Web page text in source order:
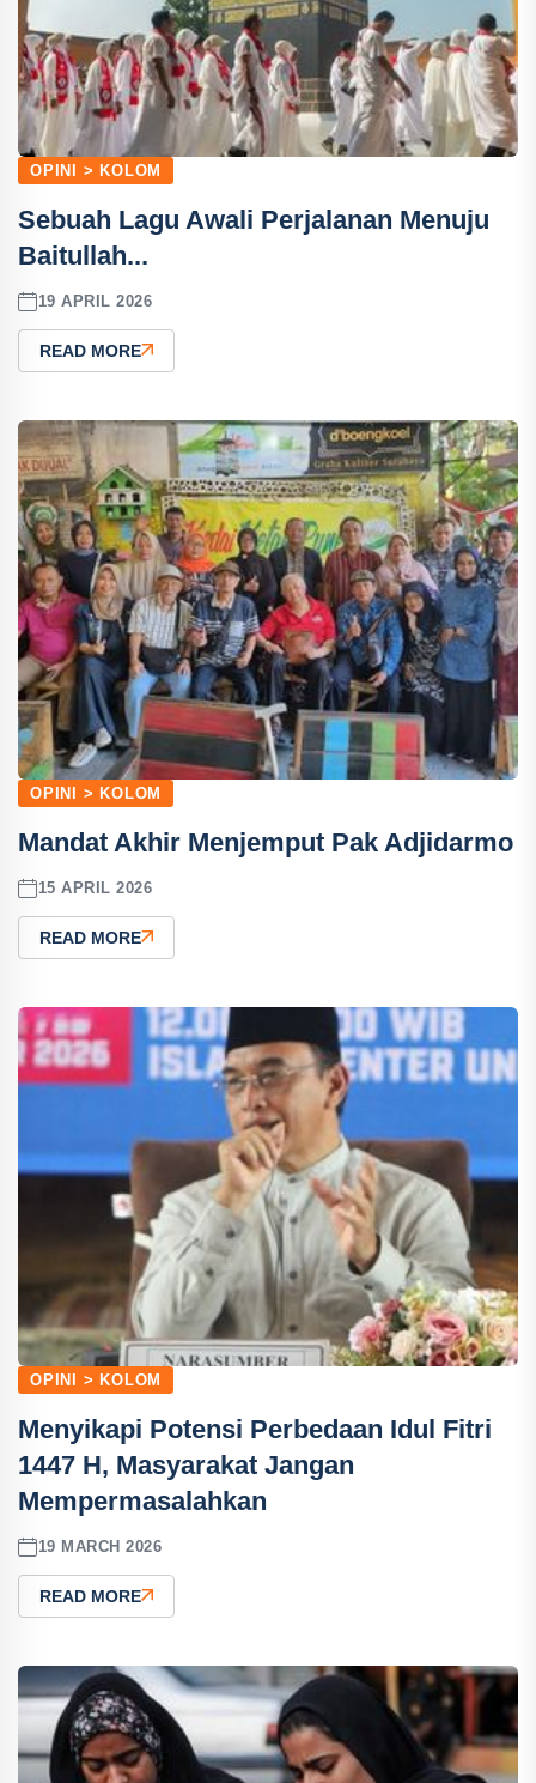
OPINI > KOLOM
Sebuah Lagu Awali Perjalanan Menuju
Baitullah...
19 APRIL 2026
READ MORE
OPINI > KOLOM
Mandat Akhir Menjemput Pak Adjidarmo
15 APRIL 2026
READ MORE
OPINI > KOLOM
Menyikapi Potensi Perbedaan Idul Fitri
1447 H, Masyarakat Jangan
Mempermasalahkan
19 MARCH 2026
READ MORE